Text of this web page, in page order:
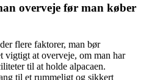
overveje før man køber
flere faktorer, man bør
vigtigt at overveje, om man har
til at holde alpacaen.
til et rummeligt og sikkert